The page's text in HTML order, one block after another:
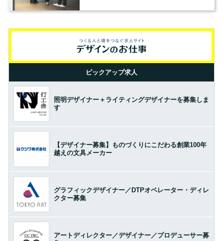
ピックアップ求人
照明デザイナー＋ライティングデザイナーを募集しま
す
【デザイナー募集】ものづくりにこだわる創業100年
越えの文具メーカー
グラフィックデザイナー／DTPオペレーター・ディレ
クター募集
アートディレクター／デザイナー／プロデューサー募